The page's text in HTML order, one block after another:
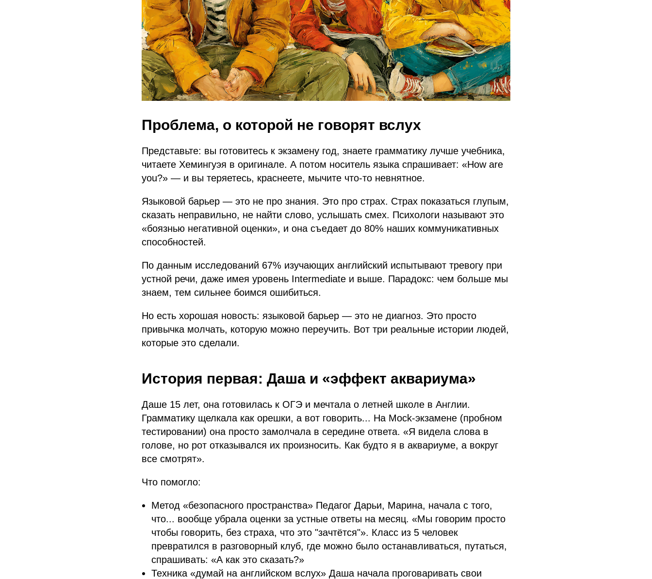
Проблема, о которой не говорят вслух
Представьте: вы готовитесь к экзамену год, знаете грамматику лучше учебника,
читаете Хемингуэя в оригинале. А потом носитель языка спрашивает: «How are
you?» — и вы теряетесь, краснеете, мычите что-то невнятное.
Языковой барьер — это не про знания. Это про страх. Страх показаться глупым,
сказать неправильно, не найти слово, услышать смех. Психологи называют это
«боязнью негативной оценки», и она съедает до 80% наших коммуникативных
способностей.
По данным исследований 67% изучающих английский испытывают тревогу при
устной речи, даже имея уровень Intermediate и выше. Парадокс: чем больше мы
знаем, тем сильнее боимся ошибиться.
Но есть хорошая новость: языковой барьер — это не диагноз. Это просто
привычка молчать, которую можно переучить. Вот три реальные истории людей,
которые это сделали.
История первая: Даша и «эффект аквариума»
Даше 15 лет, она готовилась к ОГЭ и мечтала о летней школе в Англии.
Грамматику щелкала как орешки, а вот говорить... На Mock-экзамене (пробном
тестировании) она просто замолчала в середине ответа. «Я видела слова в
голове, но рот отказывался их произносить. Как будто я в аквариуме, а вокруг
все смотрят».
Что помогло:
Метод «безопасного пространства» Педагог Дарьи, Марина, начала с того,
что... вообще убрала оценки за устные ответы на месяц. «Мы говорим просто
чтобы говорить, без страха, что это "зачтётся"». Класс из 5 человек
превратился в разговорный клуб, где можно было останавливаться, путаться,
спрашивать: «А как это сказать?»
Техника «думай на английском вслух» Даша начала проговаривать свои